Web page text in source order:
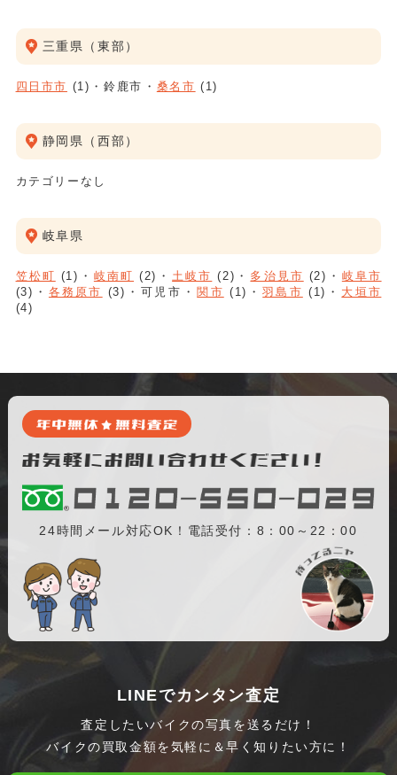
三重県（東部）
四日市市 (1) 鈴鹿市 桑名市 (1)
静岡県（西部）
カテゴリーなし
岐阜県
笠松町 (1) 岐南町 (2) 土岐市 (2) 多治見市 (2)
岐阜市
(3)
各務原市 (3) 可児市 関市 (1) 羽島市 (1)
大垣市
(4)
24時間メール対応OK！電話受付：8：00～22：00
LINEでカンタン査定
査定したいバイクの写真を送るだけ！
バイクの買取金額を気軽に＆早く知りたい方に！